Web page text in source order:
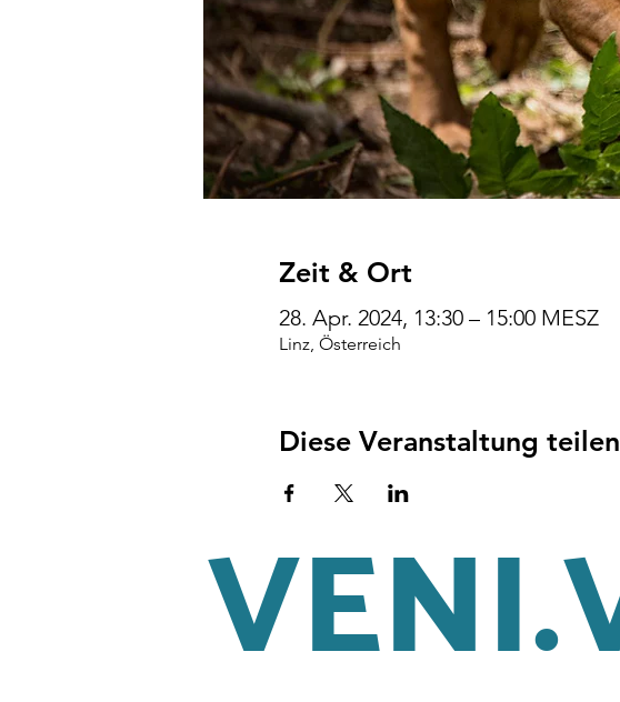
Zeit & Ort
28. Apr. 2024, 13:30 – 15:00 MESZ
Linz, Österreich
Diese Veranstaltung teilen